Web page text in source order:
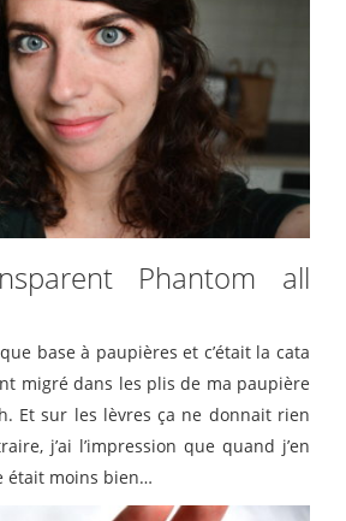
Phantom all
base à paupières et c’était la cata
migré dans les plis de ma paupière
Et sur les lèvres ça ne donnait rien
j’ai l’impression que quand j’en
était moins bien…